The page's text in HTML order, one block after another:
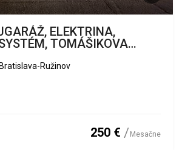
ELEKTRINA,
TOMÁŠIKOVA
Ružinov
250 € Mesačne